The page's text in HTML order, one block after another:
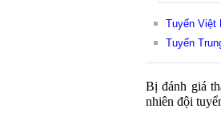
Tuyển Việt
Tuyển
Bị đánh giá
nhiên đội